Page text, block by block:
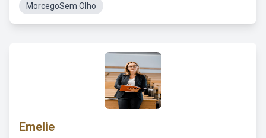
MorcegoSem Olho
Emelie